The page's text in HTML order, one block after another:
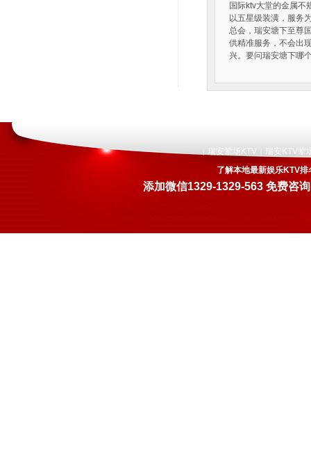
国际ktv大堂的金属不
以五星级装潢，服务
总会，瑞安塘下至尊
供精准服务，不会出
兴。要问瑞安塘下哪
瑞安荤场KTV
瑞安KTV荤
了解本地最新娱乐KTV
添加微信1329-1329-563 免费咨